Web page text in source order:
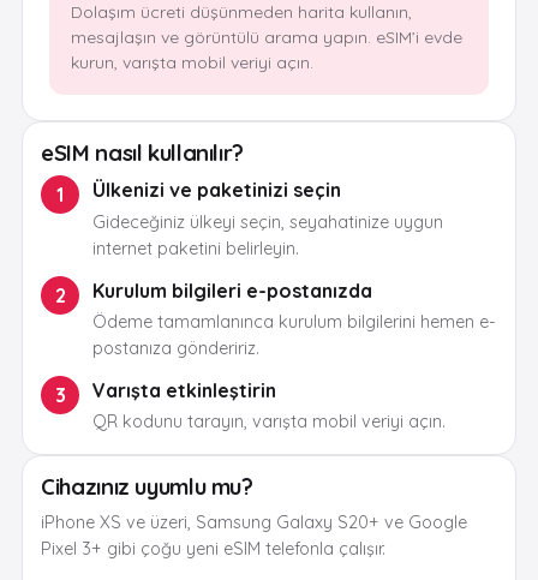
Dolaşım ücreti düşünmeden harita kullanın,
mesajlaşın ve görüntülü arama yapın. eSIM’i evde
kurun, varışta mobil veriyi açın.
eSIM nasıl kullanılır?
1 Ülkenizi ve paketinizi seçin
Gideceğiniz ülkeyi seçin, seyahatinize uygun
internet paketini belirleyin.
2 Kurulum bilgileri e-postanızda
Ödeme tamamlanınca kurulum bilgilerini hemen e-
postanıza göndeririz.
3 Varışta etkinleştirin
QR kodunu tarayın, varışta mobil veriyi açın.
Cihazınız uyumlu mu?
iPhone XS ve üzeri, Samsung Galaxy S20+ ve Google
Pixel 3+ gibi çoğu yeni eSIM telefonla çalışır.